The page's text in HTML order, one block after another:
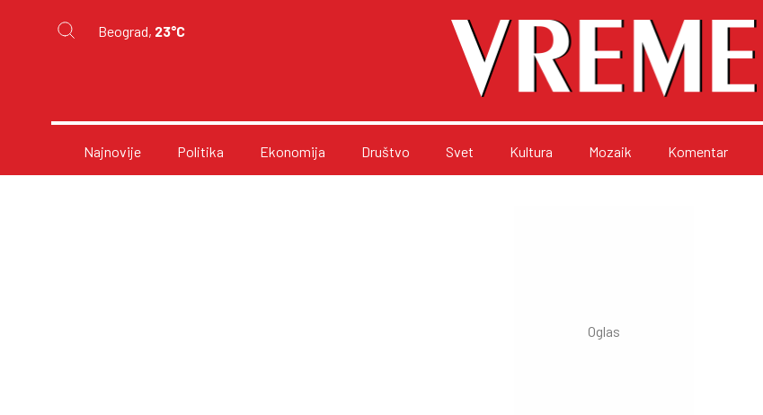
Beograd, 23°C
Najnovije Politika Ekonomija Društvo Svet Kultura Mozaik Komentar